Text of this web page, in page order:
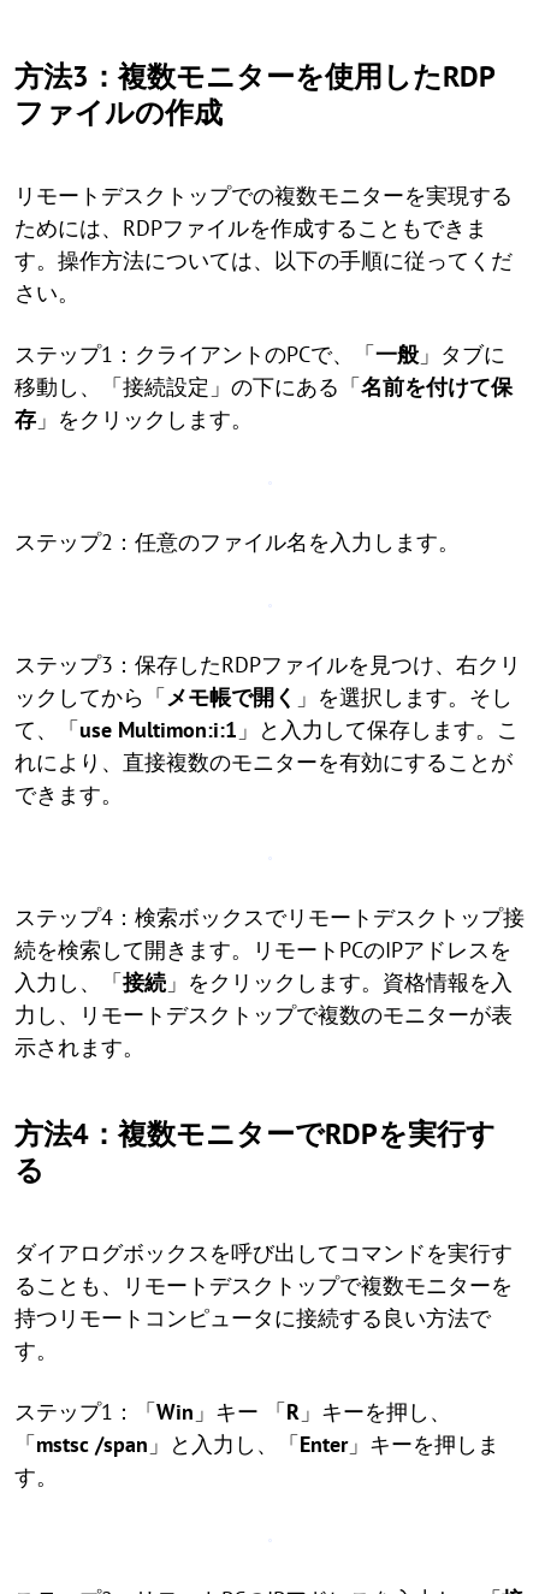
方法3：複数モニターを使用したRDP
ファイルの作成
リモートデスクトップでの複数モニターを実現する
ためには、RDPファイルを作成することもできま
す。操作方法については、以下の手順に従ってくだ
さい。
ステップ1：クライアントのPCで、「一般 」タブに
移動し、「接続設定」の下にある「名前を付けて保
存 」をクリックします。
ステップ2：任意のファイル名を入力します。
ステップ3：保存したRDPファイルを見つけ、右クリ
ックしてから「メモ帳で開く 」を選択します。そし
て、「use Multimon:i:1 」と入力して保存します。こ
れにより、直接複数のモニターを有効にすることが
できます。
ステップ4：検索ボックスでリモートデスクトップ接
続を検索して開きます。リモートPCのIPアドレスを
入力し、「接続 」をクリックします。資格情報を入
力し、リモートデスクトップで複数のモニターが表
示されます。
方法4：複数モニターでRDPを実行す
る
ダイアログボックスを呼び出してコマンドを実行す
ることも、リモートデスクトップで複数モニターを
持つリモートコンピュータに接続する良い方法で
す。
ステップ1：「Win 」キー 「R 」キーを押し、
「mstsc /span 」と入力し、「Enter」キーを押しま
す。